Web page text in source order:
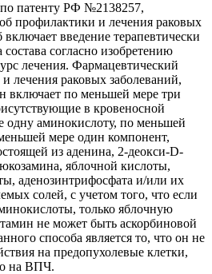
патенту РФ №2138257,
профилактики и лечения раковых
введение терапевтически
согласно изобретению
лечения. Фармацевтический
лечения раковых заболеваний,
включает по меньшей мере три
в кровеносной
одну аминокислоту, по меньшей
мере один компонент,
из аденина, 2-деокси-D-
яблочной кислоты,
аденозинтрифосфата и/или их
солей, с учетом того, что если
только яблочную
не может быть аскорбиновой
способа является то, что он не
на предопухолевые клетки,
на ВПЧ.